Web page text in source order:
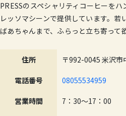
PRESSのスペシャリティコーヒーを
レッソマシーンで提供しています。若
ばあちゃんまで、ふらっと立ち寄って
住所 〒992-0045 米沢
電話番号 08055534959
営業時間 7：30～17：00